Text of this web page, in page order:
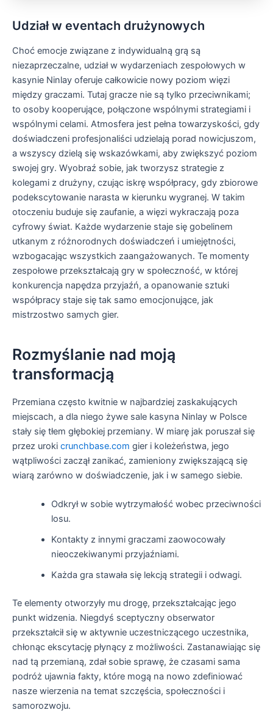
Udział w eventach drużynowych
Choć emocje związane z indywidualną grą są
niezaprzeczalne, udział w wydarzeniach zespołowych w
kasynie Ninlay oferuje całkowicie nowy poziom więzi
między graczami. Tutaj gracze nie są tylko przeciwnikami;
to osoby kooperujące, połączone wspólnymi strategiami i
wspólnymi celami. Atmosfera jest pełna towarzyskości, gdy
doświadczeni profesjonaliści udzielają porad nowicjuszom,
a wszyscy dzielą się wskazówkami, aby zwiększyć poziom
swojej gry. Wyobraź sobie, jak tworzysz strategie z
kolegami z drużyny, czując iskrę współpracy, gdy zbiorowe
podekscytowanie narasta w kierunku wygranej. W takim
otoczeniu buduje się zaufanie, a więzi wykraczają poza
cyfrowy świat. Każde wydarzenie staje się gobelinem
utkanym z różnorodnych doświadczeń i umiejętności,
wzbogacając wszystkich zaangażowanych. Te momenty
zespołowe przekształcają gry w społeczność, w której
konkurencja napędza przyjaźń, a opanowanie sztuki
współpracy staje się tak samo emocjonujące, jak
mistrzostwo samych gier.
Rozmyślanie nad moją
transformacją
Przemiana często kwitnie w najbardziej zaskakujących
miejscach, a dla niego żywe sale kasyna Ninlay w Polsce
stały się tłem głębokiej przemiany. W miarę jak poruszał się
przez uroki crunchbase.com gier i koleżeństwa, jego
wątpliwości zaczął zanikać, zamieniony zwiększającą się
wiarą zarówno w doświadczenie, jak i w samego siebie.
Odkrył w sobie wytrzymałość wobec przeciwności
losu.
Kontakty z innymi graczami zaowocowały
nieoczekiwanymi przyjaźniami.
Każda gra stawała się lekcją strategii i odwagi.
Te elementy otworzyły mu drogę, przekształcając jego
punkt widzenia. Niegdyś sceptyczny obserwator
przekształcił się w aktywnie uczestniczącego uczestnika,
chłonąc ekscytację płynący z możliwości. Zastanawiając się
nad tą przemianą, zdał sobie sprawę, że czasami sama
podróż ujawnia fakty, które mogą na nowo zdefiniować
nasze wierzenia na temat szczęścia, społeczności i
samorozwoju.